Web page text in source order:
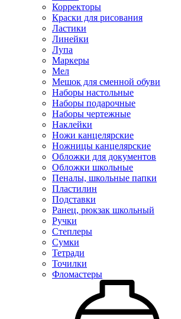
Корректоры
Краски для рисования
Ластики
Линейки
Лупа
Маркеры
Мел
Мешок для сменной обуви
Наборы настольные
Наборы подарочные
Наборы чертежные
Наклейки
Ножи канцелярские
Ножницы канцелярские
Обложки для документов
Обложки школьные
Пеналы, школьные папки
Пластилин
Подставки
Ранец, рюкзак школьный
Ручки
Степлеры
Сумки
Тетради
Точилки
Фломастеры